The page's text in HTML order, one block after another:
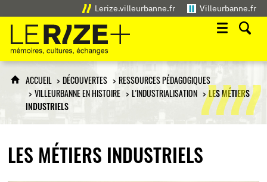
Lerize.villeurbanne.fr Villeurbanne.fr
Le Rize+
mémoires, cultures, échanges
ACCUEIL DÉCOUVERTES
RESSOURCES PÉDAGOGIQUES
VILLEURBANNE EN HISTOIRE
L'INDUSTRIALISATION
LES MÉTIERS
INDUSTRIELS
LES MÉTIERS INDUSTRIELS